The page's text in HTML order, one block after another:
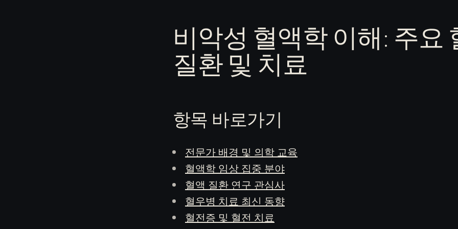
비악성 혈액학 이해: 주요
질환 및 치료
항목 바로가기
전문가 배경 및 의학 교육
혈액학 임상 집중 분야
혈액 질환 연구 관심사
혈우병 치료 최신 동향
혈전증 및 혈전 치료